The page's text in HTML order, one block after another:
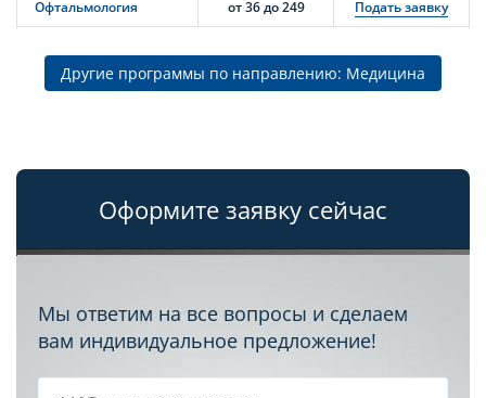
Офтальмология от 36 до 249 Подать заявку
Другие программы по направлению: Медицина
Оформите заявку сейчас
Мы ответим на все вопросы и сделаем
вам индивидуальное предложение!